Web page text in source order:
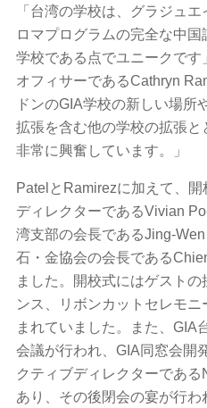
「台湾の学校は、グラジュ
ロマプログラムの完全な中
学校である点でユニークで
オフィサーであるCathryn
ドンのGIA学校の新しい場所
拡張を含む他の学校の拡張
非常に興奮しています。」
PatelとRamirezに加えて、
ディレクターであるVivian
湾支部の会長であるJing-
石・金協会の会長である
ました。開校式にはゲスト
ンス、リボンカットセレモ
まれていました。また、GIA
会議が行われ、GIA同窓会開
クティブディレクターであ
あり、その後閉会の宴が行わ